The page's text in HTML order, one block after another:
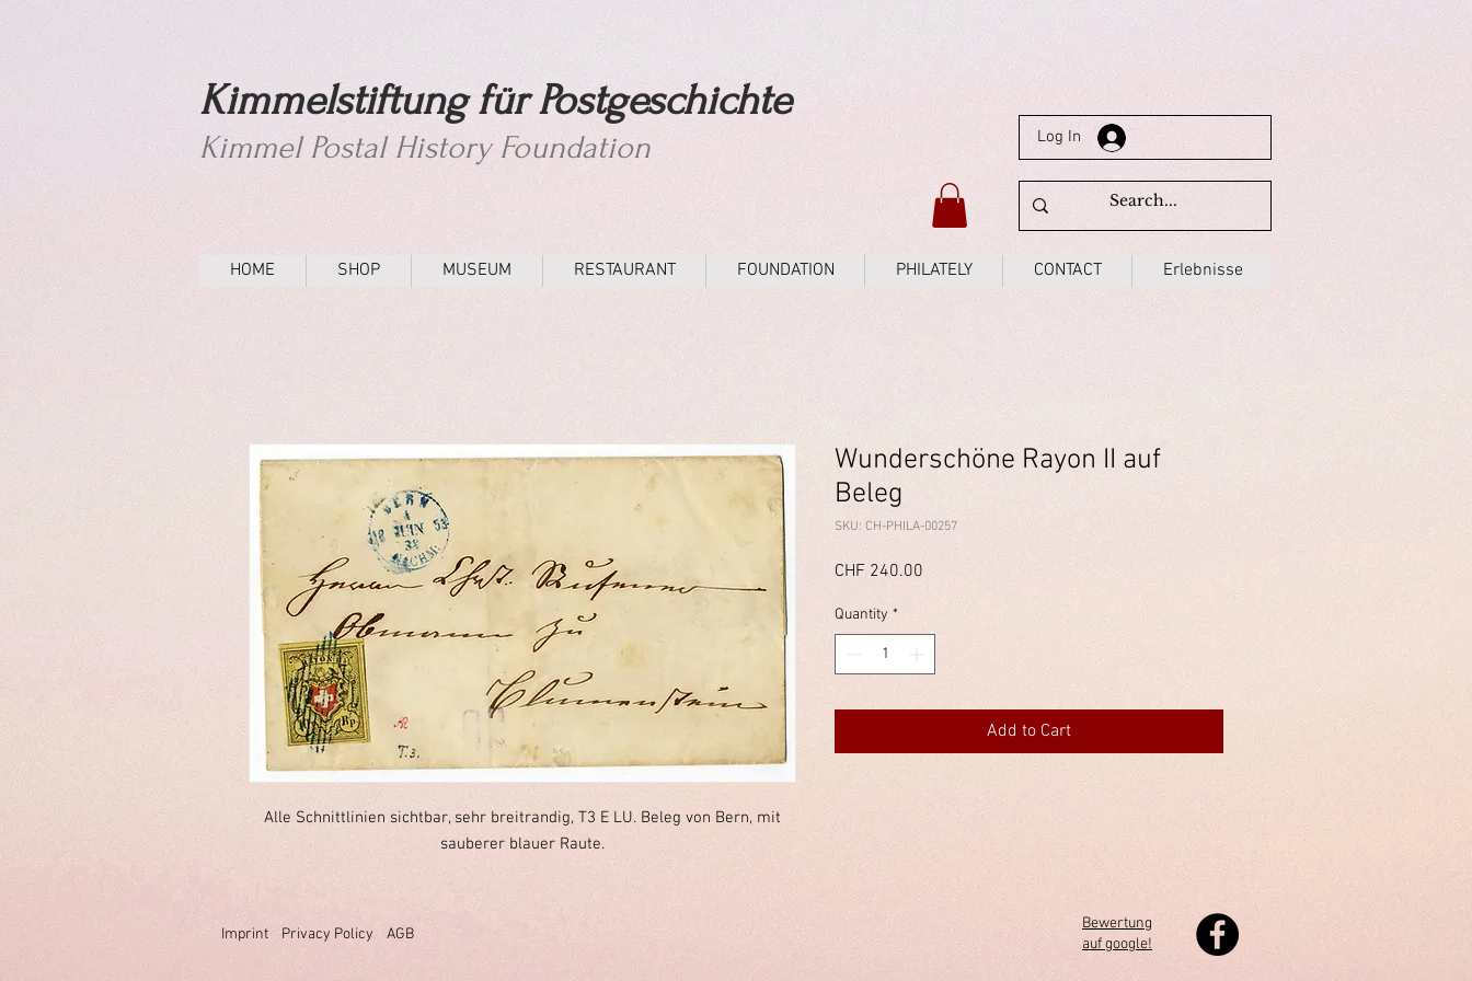
Kimmelstiftung für Postgeschichte
Kimmel Postal History Foundation Log In
HOME SHOP MUSEUM RESTAURANT FOUNDATION PHILATELY CONTACT Erlebnisse
Alle Schnittlinien sichtbar, sehr breitrandig, T3 E LU. Beleg von Bern, mit
sauberer blauer Raute.
Wunderschöne Rayon II auf
Beleg
SKU: CH-PHILA-00257
CHF 240.00
Quantity *
Add to Cart
Imprint Privacy Policy AGB
Bewertung
auf google!